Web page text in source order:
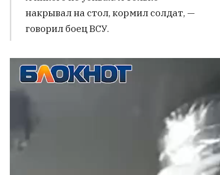
накрывал на стол, кормил солдат, —
говорил боец ВСУ.